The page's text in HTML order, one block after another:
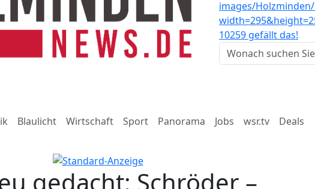
10259 gefällt das!
Blaulicht Wirtschaft Sport Panorama Jobs wsr.tv
Deals
gedacht: Schröder –